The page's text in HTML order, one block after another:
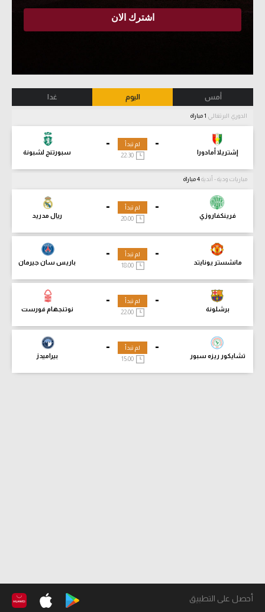
أمس اليوم غدا
الدوري البرتغالي
-
إشتريلا أمادورا
-
سبورتنج لشبونة
لم تبدأ
مباريات ودية - أندية
-
فرينكفاروزي
-
ريال مدريد
لم تبدأ
-
مانشستر يونايتد
-
باريس سان جيرمان
لم تبدأ
18:00
-
برشلونة
-
نوتنجهام فورست
لم تبدأ
-
تشايكور ريزه سبور
-
بيراميدز
لم تبدأ
15:00
أحصل على التطبيق